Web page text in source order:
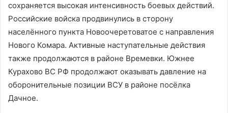
сохраняется высокая интенсивность боевых действий.
Российские войска продвинулись в сторону
населённого пункта Новоочеретоватое с направления
Нового Комара. Активные наступательные действия
также продолжаются в районе Времевки. Южнее
Курахово ВС РФ продолжают оказывать давление на
оборонительные позиции ВСУ в районе посёлка
Дачное.